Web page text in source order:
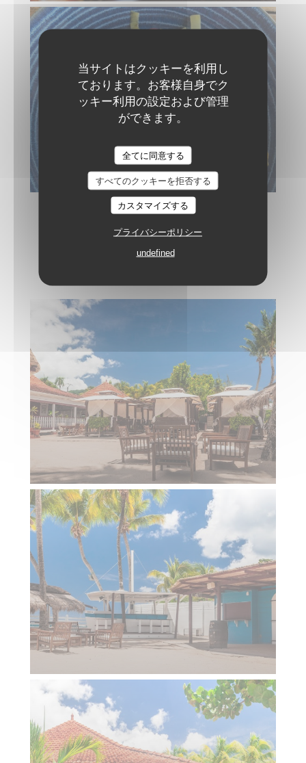
当サイトはクッキーを利用し
ております。お客様自身でク
ッキー利用の設定および管理
ができます。
全てに同意する
すべてのクッキーを拒否する
カスタマイズする
プライバシーポリシー
undefined
Le lieu